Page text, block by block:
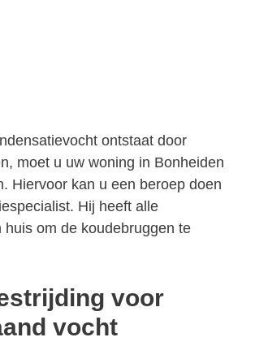
ontstaat door
moet u uw woning in Bonheiden
Hiervoor kan u een beroep doen
Hij heeft alle
huis om de koudebruggen te
voor
vocht